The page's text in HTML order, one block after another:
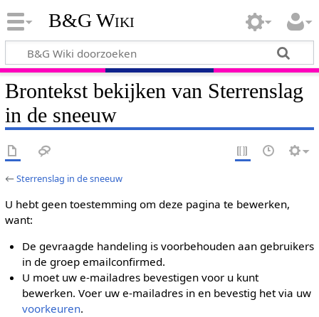
B&G Wiki
Brontekst bekijken van Sterrenslag
in de sneeuw
←Sterrenslag in de sneeuw
U hebt geen toestemming om deze pagina te bewerken,
want:
De gevraagde handeling is voorbehouden aan gebruikers
in de groep emailconfirmed.
U moet uw e-mailadres bevestigen voor u kunt
bewerken. Voer uw e-mailadres in en bevestig het via uw
voorkeuren.